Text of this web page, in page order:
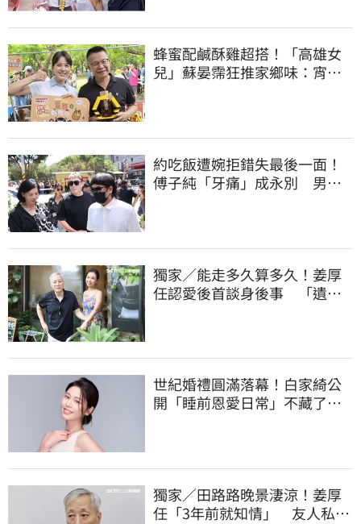
蜂蜜配鹹酥雞超搭！「高雄女
兒」蘇晏霈狂推家鄉味：宵夜
約吃飯遭婉拒錯失最後一面！
傅子純「牙痛」成永別 男星
獨家／能走多久算多久！姜厚
任認愛後首談身後事 「遺囑
世紀婚禮圓滿落幕！白家綺公
開「睡前恩愛日常」不藏了
獨家／田路路晚景淒涼！姜厚
任「3年前就知情」 友人私下